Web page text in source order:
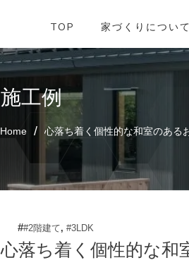
TOP 家づくりについて
施工例
Home / 心落ち着く個性的な和室のある
##2階建て, #3LDK
心落ち着く個性的な和